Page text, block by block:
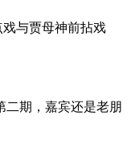
与贾母神前拈戏
二期，嘉宾还是老朋